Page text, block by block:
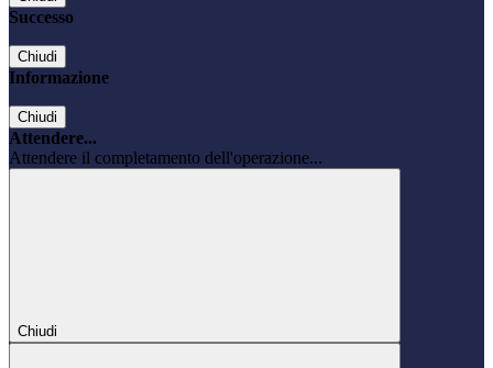
Successo
Chiudi
Informazione
Chiudi
Attendere...
Attendere il completamento dell'operazione...
Chiudi